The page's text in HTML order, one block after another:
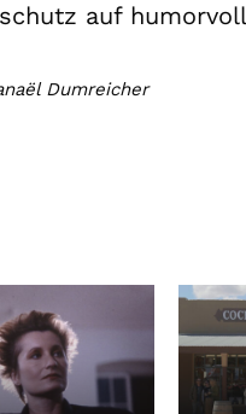
auf
Dumreicher